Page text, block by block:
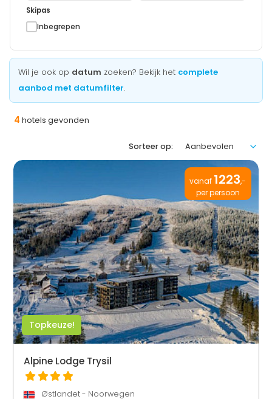
Skipas
Inbegrepen
Wil je ook op datum zoeken? Bekijk het complete
aanbod met datumfilter.
4 hotels gevonden
Sorteer op:
vanaf 1223,-
per persoon
Topkeuze!
Alpine Lodge Trysil
Østlandet - Noorwegen